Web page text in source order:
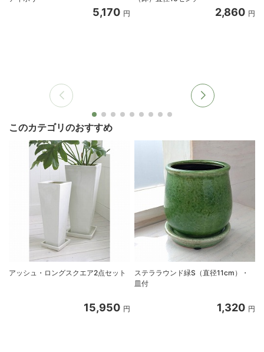
5,170 円 2,860 円
このカテゴリのおすすめ
アッシュ・ロングスクエア2点セット
15,950 円
ステララウンド緑S（直径11cm）・
皿付
1,320 円